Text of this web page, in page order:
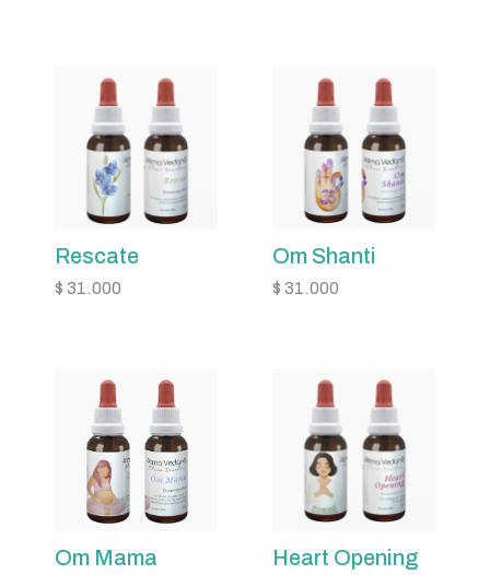
Rescate
$ 31.000
Om Shanti
$ 31.000
Om Mama
Heart Opening